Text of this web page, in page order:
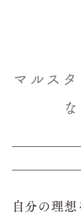
マルス
自分の理